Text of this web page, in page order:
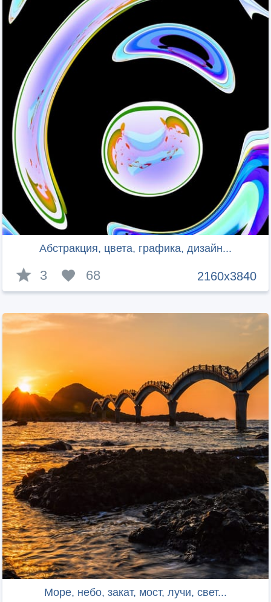
Абстракция, цвета, графика, дизайн...
2160x3840
3 68
Море, небо, закат, мост, лучи, свет...